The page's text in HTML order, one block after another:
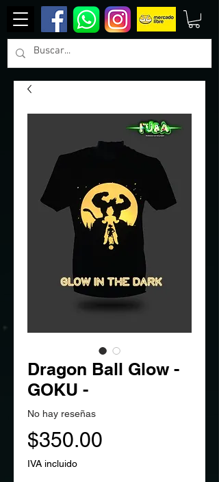
Dragon Ball Glow -
GOKU -
No hay reseñas
$350.00
IVA incluido